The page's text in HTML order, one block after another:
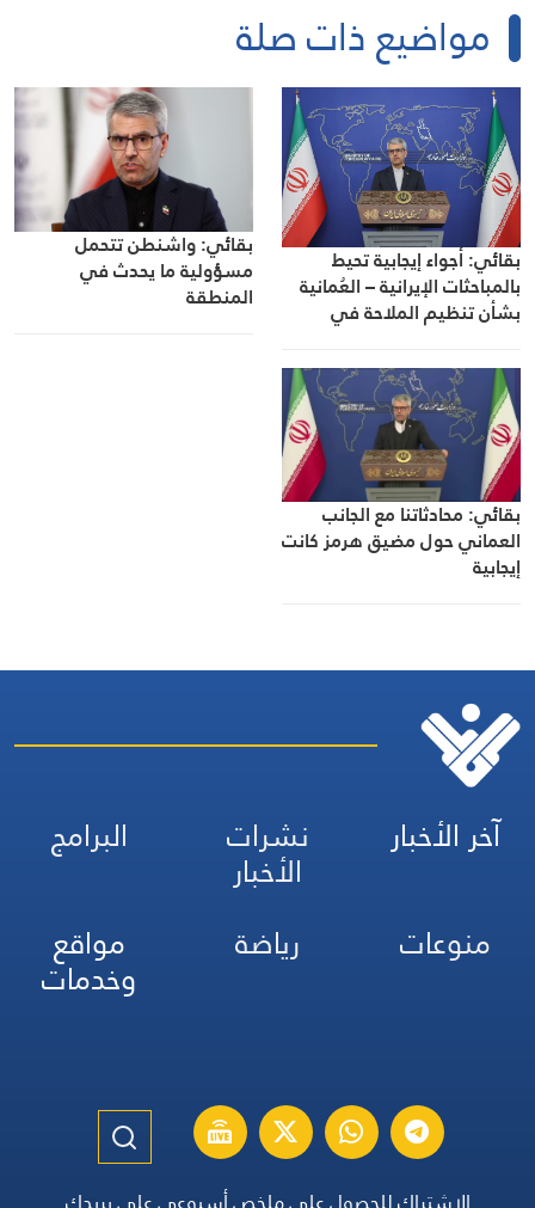
مواضيع ذات صلة
بقائي: أجواء إيجابية تحيط
بالمباحثات الإيرانية – العُمانية
بشأن تنظيم الملاحة في
بقائي: واشنطن تتحمل
مسؤولية ما يحدث في
المنطقة
بقائي: محادثاتنا مع الجانب
العماني حول مضيق هرمز كانت
إيجابية
آخر الأخبار نشرات
الأخبار
البرامج
منوعات
رياضة مواقع
وخدمات